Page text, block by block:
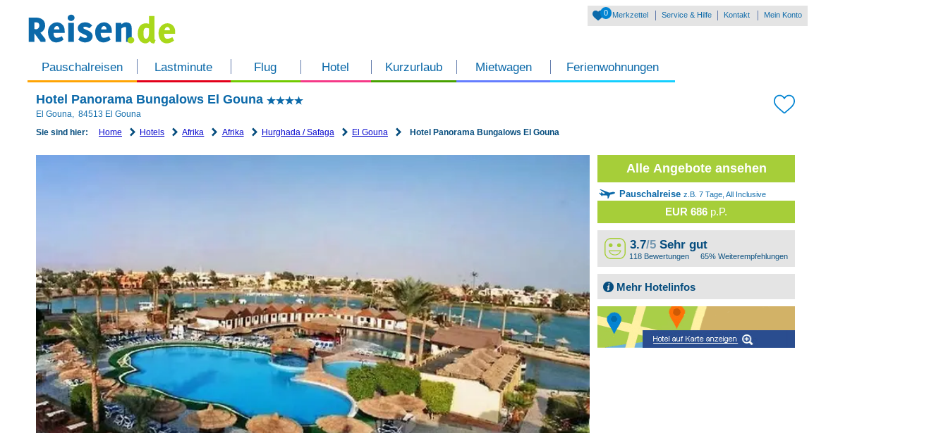
Pauschalreisen Lastminute Flug Hotel Kurzurlaub Mietwagen Ferienwohnungen
0 Merkzettel Service & Hilfe Kontakt Mein Konto
Hotel Panorama Bungalows El Gouna
El Gouna, 84513 El Gouna
Sie sind hier:
Home Hotels Afrika Afrika Hurghada / Safaga El Gouna Hotel Panorama Bungalows El Gouna
Alle Angebote ansehen
Pauschalreise z.B. 7 Tage, All Inclusive
EUR 686 p.P.
3.7/5 Sehr gut
118 Bewertungen 65% Weiterempfehlungen
Mehr Hotelinfos